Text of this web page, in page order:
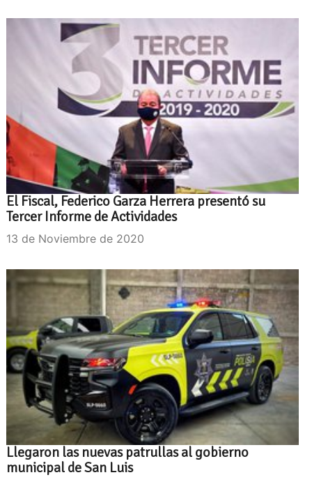
El Fiscal, Federico Garza Herrera presentó su
Tercer Informe de Actividades
13 de Noviembre de 2020
Llegaron las nuevas patrullas al gobierno
municipal de San Luis